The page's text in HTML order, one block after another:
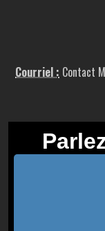
Courriel : Contact